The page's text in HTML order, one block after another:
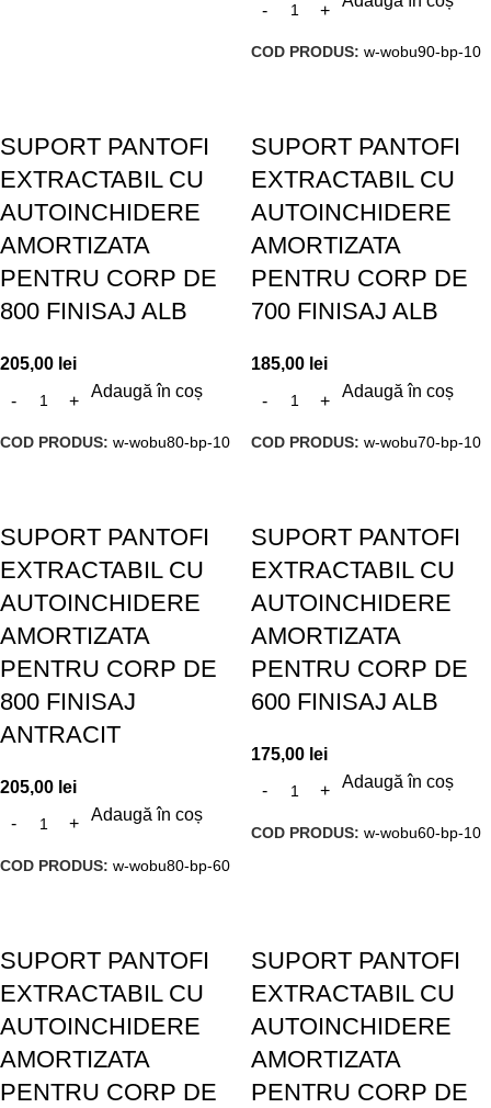
COD PRODUS: w-wobu90-bp-10
SUPORT PANTOFI
EXTRACTABIL CU
AUTOINCHIDERE
AMORTIZATA
PENTRU CORP DE
800 FINISAJ ALB
205,00 lei
Adaugă în coș
COD PRODUS: w-wobu80-bp-10
SUPORT PANTOFI
EXTRACTABIL CU
AUTOINCHIDERE
AMORTIZATA
PENTRU CORP DE
700 FINISAJ ALB
185,00 lei
Adaugă în coș
COD PRODUS: w-wobu70-bp-10
SUPORT PANTOFI
EXTRACTABIL CU
AUTOINCHIDERE
AMORTIZATA
PENTRU CORP DE
800 FINISAJ
ANTRACIT
205,00 lei
Adaugă în coș
COD PRODUS: w-wobu80-bp-60
SUPORT PANTOFI
EXTRACTABIL CU
AUTOINCHIDERE
AMORTIZATA
PENTRU CORP DE
600 FINISAJ ALB
175,00 lei
Adaugă în coș
COD PRODUS: w-wobu60-bp-10
SUPORT PANTOFI
EXTRACTABIL CU
AUTOINCHIDERE
AMORTIZATA
PENTRU CORP DE
SUPORT PANTOFI
EXTRACTABIL CU
AUTOINCHIDERE
AMORTIZATA
PENTRU CORP DE